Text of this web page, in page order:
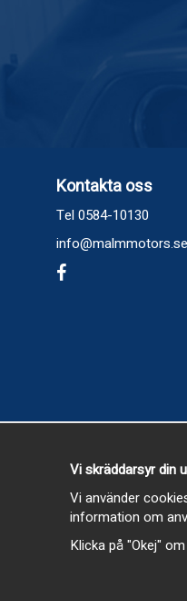
Kontakta oss
Tel 0584-10130
info@malmmotors.se
Vi skräddarsyr din
Vi använder
information om
Klicka på "Okej"